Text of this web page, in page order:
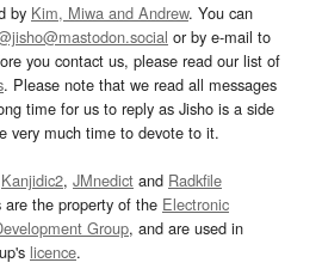
by Kim, Miwa and Andrew. You can
or by e-mail to
you contact us, please read our list of
. Please note that we read all messages
time for us to reply as Jisho is a side
very much time to devote to it.
Kanjidic2, JMnedict and Radkfile
the property of the Electronic
Group, and are used in
licence.